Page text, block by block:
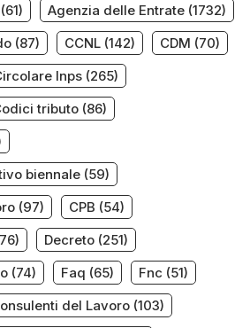
(61) Agenzia delle Entrate (1732)
(87) CCNL (142) CDM (70)
Inps (265)
tributo (86)
biennale (59)
(97) CPB (54)
Decreto (251)
(74) Faq (65) Fnc (51)
del Lavoro (103)